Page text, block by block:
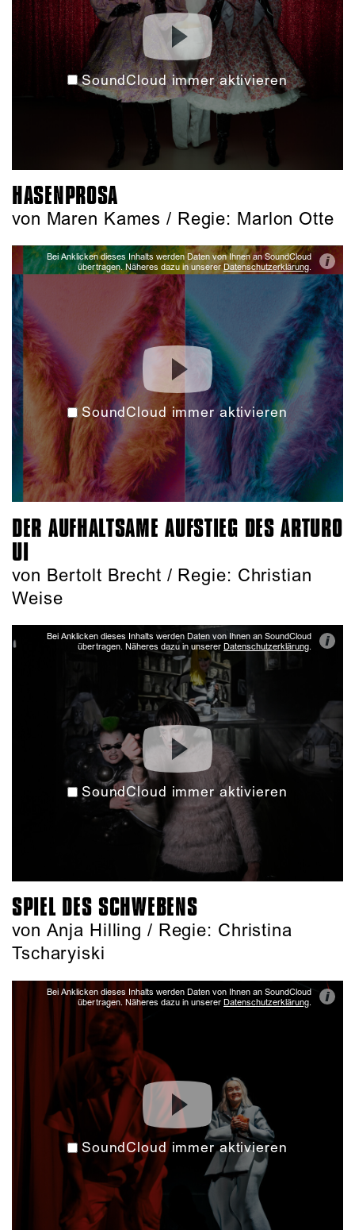
SoundCloud immer aktivieren
HASENPROSA
von Maren Kames / Regie: Marlon Otte
Bei Anklicken dieses Inhalts werden Daten von Ihnen an SoundCloud
übertragen. Näheres dazu in unsererDatenschutzerklärung. i
SoundCloud immer aktivieren
DER AUFHALTSAME AUFSTIEG DES ARTURO
UI
von Bertolt Brecht / Regie: Christian
Weise
Bei Anklicken dieses Inhalts werden Daten von Ihnen an SoundCloud
übertragen. Näheres dazu in unserer Datenschutzerklärung. i
SoundCloud immer aktivieren
SPIEL DES SCHWEBENS
von Anja Hilling / Regie: Christina
Tscharyiski
Bei Anklicken dieses Inhalts werden Daten von Ihnen an SoundCloud
übertragen. Näheres dazu in unserer Datenschutzerklärung. i
SoundCloud immer aktivieren